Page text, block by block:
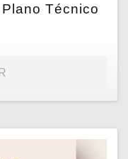
Técnico